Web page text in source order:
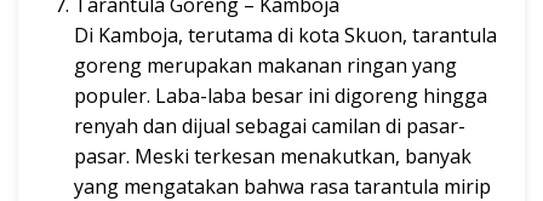
Di Kamboja, terutama di kota Skuon, tarantula
goreng merupakan makanan ringan yang
populer. Laba-laba besar ini digoreng hingga
renyah dan dijual sebagai camilan di pasar-
pasar. Meski terkesan menakutkan, banyak
yang mengatakan bahwa rasa tarantula mirip